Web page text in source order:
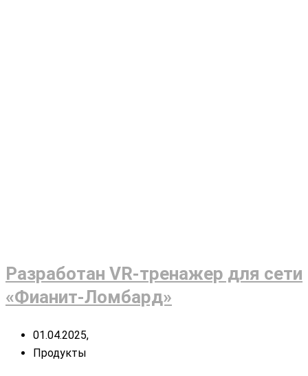
Разработан VR-тренажер для сети
«Фианит-Ломбард»
01.04.2025,
Продукты